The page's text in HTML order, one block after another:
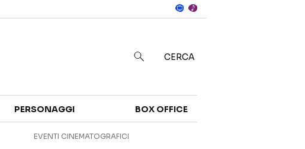
CURIOSITÀ
CERCA
PERSONAGGI BOX OFFICE
EVENTI CINEMATOGRAFICI